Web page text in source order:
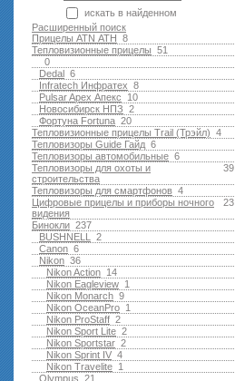
искать в найденном
Расширенный поиск
8
Прицелы ATN АТН
51
Тепловизионные прицелы
0
6
Dedal
8
Infratech Инфратех
10
Pulsar Apex Апекс
2
Новосибирск НПЗ
20
Фортуна Fortuna
4
Тепловизионные прицелы Trail (Трэйл)
6
Тепловизоры Guide Гайд
6
Тепловизоры автомобильные
39
Тепловизоры для охоты и
строительства
4
Тепловизоры для смартфонов
23
Цифровые прицелы и приборы ночного
видения
237
Бинокли
2
BUSHNELL
6
Canon
36
Nikon
14
Nikon Action
1
Nikon Eagleview
9
Nikon Monarch
1
Nikon OceanPro
2
Nikon ProStaff
2
Nikon Sport Lite
2
Nikon Sportstar
4
Nikon Sprint IV
1
Nikon Travelite
21
Olympus